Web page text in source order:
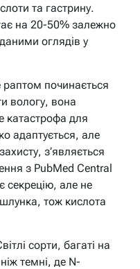
та гастрину.
на 20-50% залежно
оглядів у
починається
вологу, вона
катастрофа для
адаптується, але
з’являється
з PubMed Central
секрецію, але не
тож кислота
сорти, багаті на
темні, де N-